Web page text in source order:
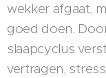
wekker afgaat,
goed doen.
slaapcyclus
vertragen,